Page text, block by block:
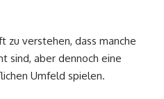
zu verstehen, dass manche
sind, aber dennoch eine
Umfeld spielen.